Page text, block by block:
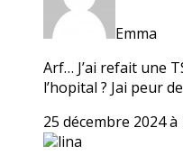
Emma
Arf… J’ai refait une
l’hopital ? Jai peur
25 décembre 2024 à
lina